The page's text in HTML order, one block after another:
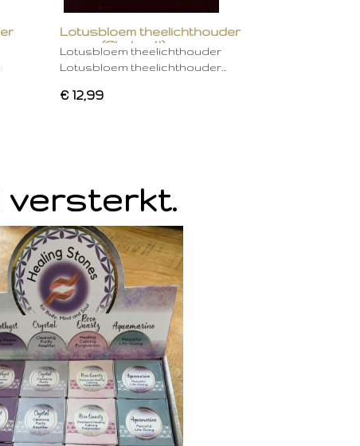
Lotusbloem theelichthouder
groen (Chakra 4)
Lotusbloem theelichthouder
Lotusbloem theelichthouder…
€ 12,99
versterkt.